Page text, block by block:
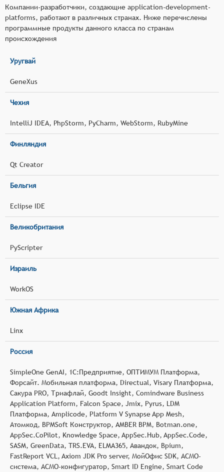
Компании-разработчики, создающие application-development-
platforms, работают в различных странах. Ниже перечислены
программные продукты данного класса по странам
происхождения
Уругвай
GeneXus
Чехия
IntelliJ IDEA, PhpStorm, PyCharm, WebStorm, RubyMine
Финляндия
Qt Creator
Бельгия
Eclipse IDE
Великобритания
PyScripter
Израиль
WorkOS
Южная Африка
Linx
Россия
SimpleOne GenAI, 1С:Предприятие, ОПТИМУМ Платформа,
Форсайт. Мобильная платформа, Directual, Visary Платформа,
Сакура PRO, Триафлай, Goodt Insight, Comindware Business
Application Platform, Falcon Space, Jmix, Pyrus, LDM
Платформа, Amplicode, Platform V Synapse App Mesh,
Атомкод, BPMSoft Конструктор, AMBER BPM, Botman.one,
AppSec.CoPilot, Knowledge Space, AppSec.Hub, AppSec.Code,
SASM, GreenData, TRS.EVA, ELMA365, Авандок, Bpium,
FastReport VCL, Axiom JDK Pro server, МойОфис SDK, АСМО-
система, АСМО-конфигуратор, Smart ID Engine, Smart Code